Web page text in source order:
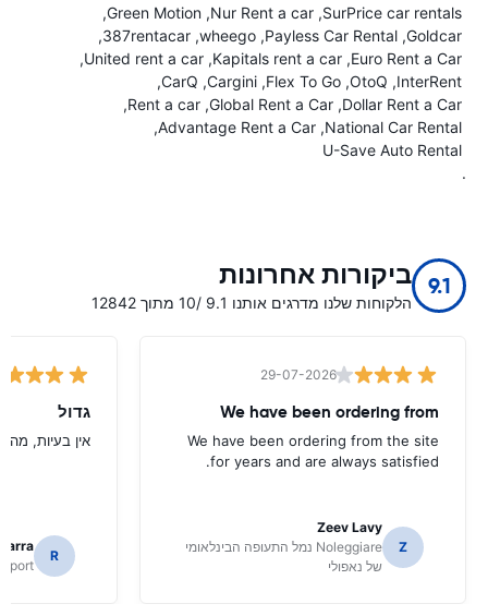
SurPrice car rentals
Nur Rent a car
Green Motion
Goldcar
Payless Car Rental
wheego
387rentacar
Euro Rent a Car
Kapitals rent a car
United rent a car
InterRent
OtoQ
Flex To Go
Cargini
CarQ
Dollar Rent a Car
Global Rent a Car
Rent a car
National Car Rental
Advantage Rent a Car
U-Save Auto Rental
.
9.1 ביקורות אחרונות
הלקוחות שלנו מדרגים אותנו 9.1 /10 מתוך 12842
29-07-2026
We have been ordering from
We have been ordering from the site
for years and are always satisfied.
Z
Zeev Lavy
Noleggiare נמל התעופה הבינלאומי
של נאפולי
גדול
אין בעיות,
R